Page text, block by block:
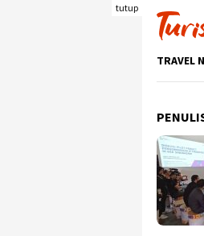
tutup
TRAVEL